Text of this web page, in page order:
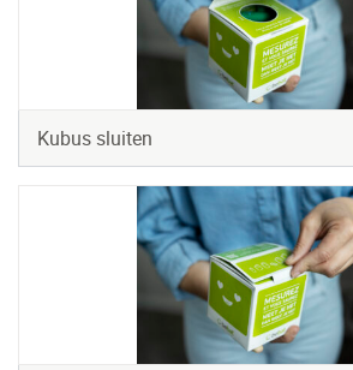
Kubus sluiten